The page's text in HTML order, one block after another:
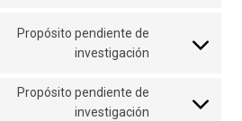
service
Propósito pendiente de
investigación
Consent
google-
Propósito pendiente de
investigación
Consent